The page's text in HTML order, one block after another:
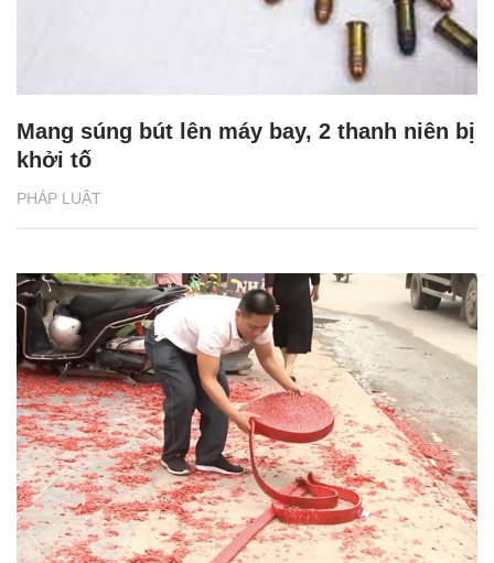
PHÁP LUẬT
Mang súng bút lên máy bay, 2 thanh niên bị
khởi tố